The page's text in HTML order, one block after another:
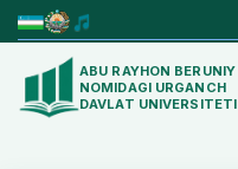
ABU RAYHON BERUNIY
NOMIDAGI URGANCH
DAVLAT UNIVERSITETI